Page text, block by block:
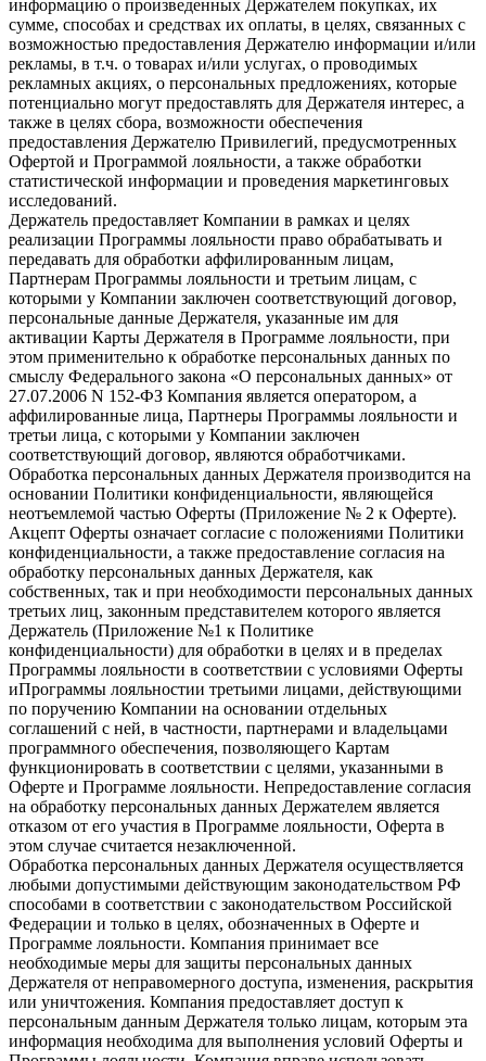
информацию о произведенных Держателем покупках, их
сумме, способах и средствах их оплаты, в целях, связанных с
возможностью предоставления Держателю информации и/или
рекламы, в т.ч. о товарах и/или услугах, о проводимых
рекламных акциях, о персональных предложениях, которые
потенциально могут предоставлять для Держателя интерес, а
также в целях сбора, возможности обеспечения
предоставления Держателю Привилегий, предусмотренных
Офертой и Программой лояльности, а также обработки
статистической информации и проведения маркетинговых
исследований.
Держатель предоставляет Компании в рамках и целях
реализации Программы лояльности право обрабатывать и
передавать для обработки аффилированным лицам,
Партнерам Программы лояльности и третьим лицам, с
которыми у Компании заключен соответствующий договор,
персональные данные Держателя, указанные им для
активации Карты Держателя в Программе лояльности, при
этом применительно к обработке персональных данных по
смыслу Федерального закона «О персональных данных» от
27.07.2006 N 152-ФЗ Компания является оператором, а
аффилированные лица, Партнеры Программы лояльности и
третьи лица, с которыми у Компании заключен
соответствующий договор, являются обработчиками.
Обработка персональных данных Держателя производится на
основании Политики конфиденциальности, являющейся
неотъемлемой частью Оферты (Приложение № 2 к Оферте).
Акцепт Оферты означает согласие с положениями Политики
конфиденциальности, а также предоставление согласия на
обработку персональных данных Держателя, как
собственных, так и при необходимости персональных данных
третьих лиц, законным представителем которого является
Держатель (Приложение №1 к Политике
конфиденциальности) для обработки в целях и в пределах
Программы лояльности в соответствии с условиями Оферты
иПрограммы лояльностии третьими лицами, действующими
по поручению Компании на основании отдельных
соглашений с ней, в частности, партнерами и владельцами
программного обеспечения, позволяющего Картам
функционировать в соответствии с целями, указанными в
Оферте и Программе лояльности. Непредоставление согласия
на обработку персональных данных Держателем является
отказом от его участия в Программе лояльности, Оферта в
этом случае считается незаключенной.
Обработка персональных данных Держателя осуществляется
любыми допустимыми действующим законодательством РФ
способами в соответствии с законодательством Российской
Федерации и только в целях, обозначенных в Оферте и
Программе лояльности. Компания принимает все
необходимые меры для защиты персональных данных
Держателя от неправомерного доступа, изменения, раскрытия
или уничтожения. Компания предоставляет доступ к
персональным данным Держателя только лицам, которым эта
информация необходима для выполнения условий Оферты и